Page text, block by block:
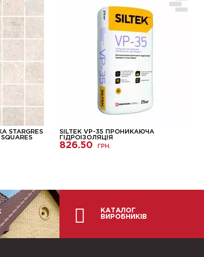
STARGRES
SILTEK VP-35 ПРОНИКАЮЧА
ГІДРОІЗОЛЯЦІЯ
826.50 ГРН.
КАТАЛОГ
ВИРОБНИКІВ